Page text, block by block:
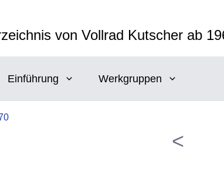
von Vollrad Kutscher ab
Einführung Werkgruppen
<